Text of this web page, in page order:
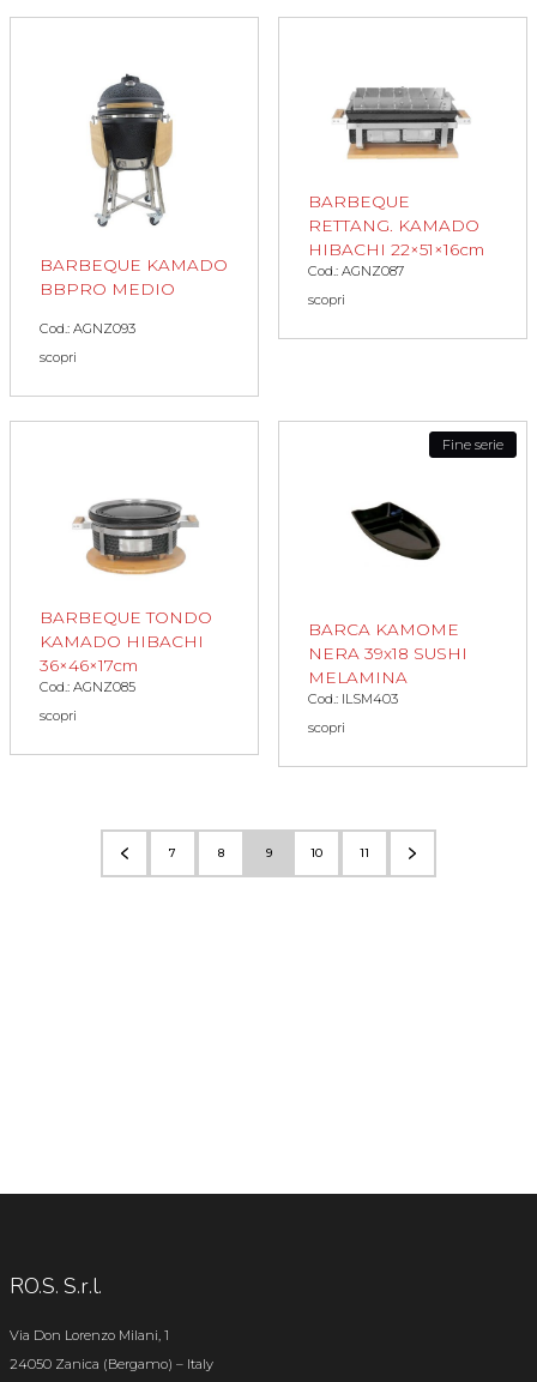
BARBEQUE KAMADO
BBPRO MEDIO
Cod.: AGNZ093
scopri
BARBEQUE
RETTANG. KAMADO
HIBACHI 22×51×16cm
Cod.: AGNZ087
scopri
BARBEQUE TONDO
KAMADO HIBACHI
36×46×17cm
Cod.: AGNZ085
scopri
Fine serie
BARCA KAMOME
NERA 39x18 SUSHI
MELAMINA
Cod.: ILSM403
scopri
7 8 9 10 11
RO.S. S.r.l.
Via Don Lorenzo Milani, 1
24050 Zanica (Bergamo) – Italy